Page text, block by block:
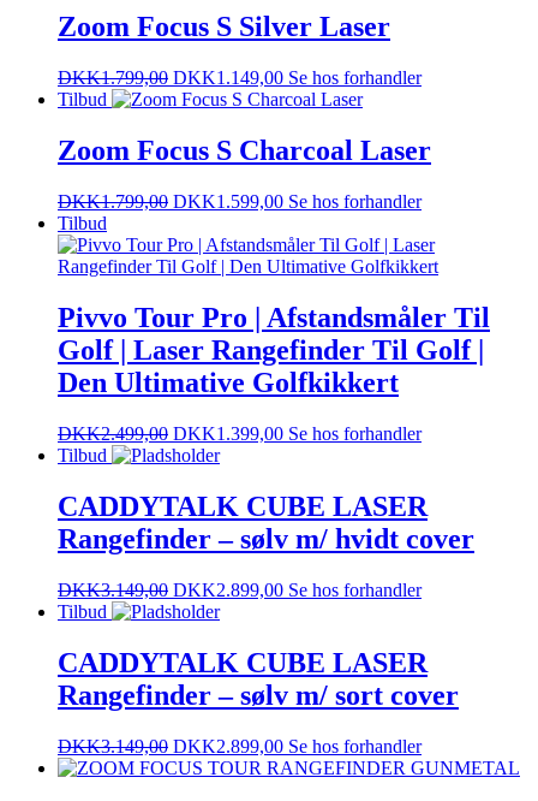
Zoom Focus S Silver Laser
DKK1.799,00 DKK1.149,00 Se hos forhandler
Tilbud
Zoom Focus S Charcoal Laser
DKK1.799,00 DKK1.599,00 Se hos forhandler
Tilbud
Pivvo Tour Pro | Afstandsmåler Til
Golf | Laser Rangefinder Til Golf |
Den Ultimative Golfkikkert
DKK2.499,00 DKK1.399,00 Se hos forhandler
Tilbud
CADDYTALK CUBE LASER
Rangefinder – sølv m/ hvidt cover
DKK3.149,00 DKK2.899,00 Se hos forhandler
Tilbud
CADDYTALK CUBE LASER
Rangefinder – sølv m/ sort cover
DKK3.149,00 DKK2.899,00 Se hos forhandler